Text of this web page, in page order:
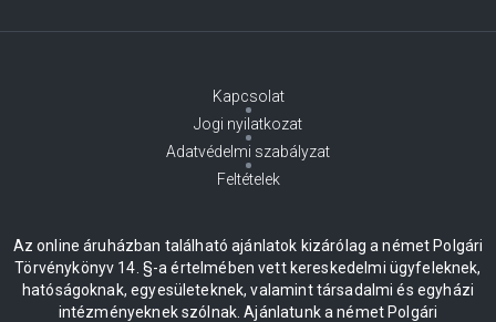
Kapcsolat
Jogi nyilatkozat
Adatvédelmi szabályzat
Feltételek
Az online áruházban található ajánlatok kizárólag a német Polgári
Törvénykönyv 14. §-a értelmében vett kereskedelmi ügyfeleknek,
hatóságoknak, egyesületeknek, valamint társadalmi és egyházi
intézményeknek szólnak. Ajánlatunk a német Polgári